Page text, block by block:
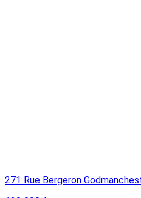
271 Rue Bergeron